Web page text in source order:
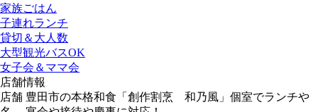
家族ごはん
子連れランチ
貸切＆大人数
大型観光バスOK
女子会＆ママ会
店舗情報
店舗 豊田市の本格和食「創作割烹 和乃風」個室でランチや